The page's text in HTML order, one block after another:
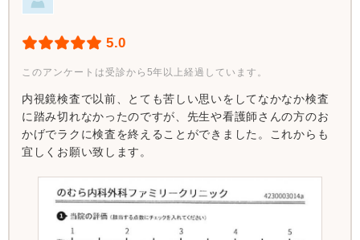
5.0
このアンケートは受診から5年以上経過しています。
内視鏡検査で以前、とても苦しい思いをしてなかなか検査
に踏み切れなかったのですが、先生や看護師さんの方のお
かげでラクに検査を終えることができました。これからも
宜しくお願い致します。